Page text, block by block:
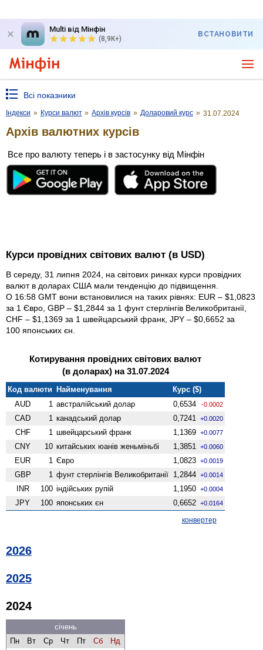
Multi від Мінфін
(8,9K+)
ВСТАНОВИТИ
Всі показники
Індекси » Курси валют » Архів курсів » Доларовий курс » 31.07.2024
Архів валютних курсів
Все про валюту теперь і в застосунку від Мінфін
Курси провідних світових валют (в USD)
В середу, 31 липня 2024, на світових ринках курси провідних
валют в доларах США мали тенденцію до підвищення.
О 16:58 GMT вони встановилися на таких рівнях: EUR – $1,0823
за 1 Євро, GBP – $1,2844 за 1 фунт стерлінгів Велико­британії,
CHF – $1,1369 за 1 швейцарський франк, JPY – $0,6652 за
100 японських єн.
Котирування провідних світових валют
(в доларах) на 31.07.2024
Код валюти Найменування
Курс ($)
AUD
1 австралійський долар 0,6534 -0.0002
CAD 1 канадський долар 0,7241 +0.0020
CHF 1 швейцарський франк 1,1369 +0.0077
CNY 10 китайських юанів женьмiньбi 1,3851 +0.0060
EUR 1 Євро 1,0823 +0.0019
GBP 1 фунт стерлінгів Велико­британії 1,2844 +0.0014
INR 100 індійських рупій 1,1950 +0.0004
JPY 100 японських єн 0,6652 +0.0164
конвертер
2026
2025
2024
січень
Пн
Вт Ср Чт Пт Сб
Нд